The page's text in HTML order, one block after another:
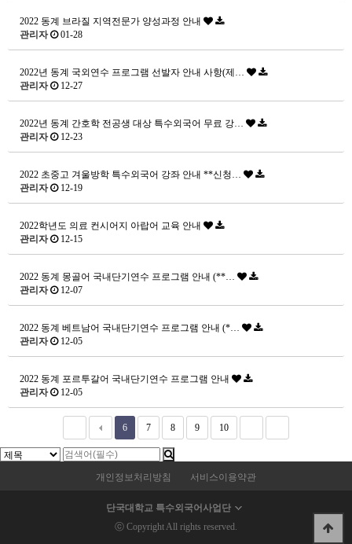
2022 동계 브라질 지역전문가 양성과정 안내
관리자
01-28
2022년 동계 국외연수 프로그램 선발자 안내 사항(제…
관리자
12-27
2022년 동계 간호학 전공생 대상 특수외국어 무료 강…
관리자
12-23
2022 초중고 겨울방학 특수외국어 강좌 안내 **신청…
관리자
12-19
2022학년도 의료 컨시어지 아랍어 교육 안내
관리자
12-15
2022 동계 몽골어 국내단기연수 프로그램 안내 (**…
관리자
12-07
2022 동계 베트남어 국내단기연수 프로그램 안내 (*…
관리자
12-05
2022 동계 포르투갈어 국내단기연수 프로그램 안내
관리자
12-05
6 7 8 9 10
개인정보처리방침 서비스이용약관
단국대학교 특수외국어사업단
ⓒ Copyright All rights reserved.